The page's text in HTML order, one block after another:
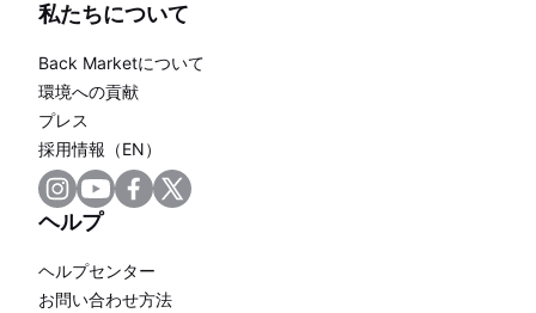
私たちについて
Back Marketについて
環境への貢献
プレス
採用情報（EN）
ヘルプ
ヘルプセンター
お問い合わせ方法